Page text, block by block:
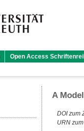
Open Access
A
DOI zum
URN